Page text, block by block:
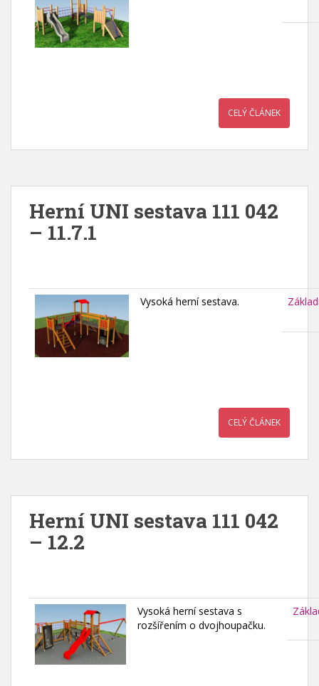
CELÝ ČLÁNEK
Herní UNI sestava 111 042
– 11.7.1
Vysoká herní sestava.
CELÝ ČLÁNEK
Herní UNI sestava 111 042
– 12.2
Vysoká herní sestava s
rozšířením o dvojhoupačku.